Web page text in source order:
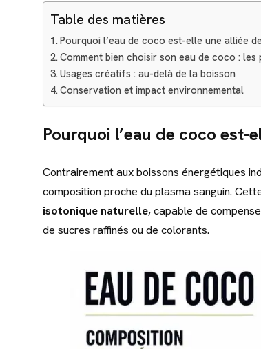
Table des matières
Pourquoi l’eau de coco est-elle une alliée
Comment bien choisir son eau de coco : les
Usages créatifs : au-delà de la boisson
Conservation et impact environnemental
Pourquoi l’eau de coco est-
Contrairement aux boissons énergétiques
composition proche du plasma sanguin.
isotonique naturelle, capable de
de sucres raffinés ou de colorants.